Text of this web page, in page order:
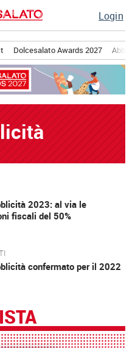
Login
Dolcesalato Awards 2027
2023: al via le
fiscali del 50%
confermato per il 2022